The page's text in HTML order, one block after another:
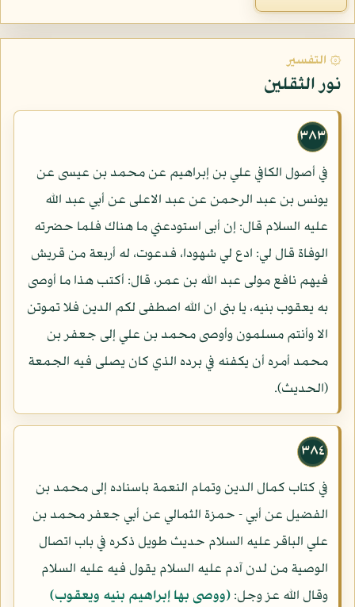
۞ التفسير
نور الثقلين
٣٨٣
في أصول الكافي علي بن إبراهيم عن محمد بن عيسى عن
يونس بن عبد الرحمن عن عبد الاعلى عن أبي عبد الله
عليه السلام قال: إن أبى استودعني ما هناك فلما حضرته
الوفاة قال لي: ادع لي شهودا، فدعوت، له أربعة من قريش
فيهم نافع مولى عبد الله بن عمر، قال: أكتب هذا ما أوصى
به يعقوب بنيه، يا بنى ان الله اصطفى لكم الدين فلا تموتن
الا وأنتم مسلمون وأوصى محمد بن علي إلى جعفر بن
محمد أمره أن يكفنه في برده الذي كان يصلى فيه الجمعة
(الحديث).
٣٨٤
في كتاب كمال الدين وتمام النعمة باسناده إلى محمد بن
الفضيل عن أبي - حمزة الثمالي عن أبي جعفر محمد بن
علي الباقر عليه السلام حديث طويل ذكره في باب اتصال
الوصية من لدن آدم عليه السلام يقول فيه عليه السلام
وقال الله عز وجل: (ووصى بها إبراهيم بنيه ويعقوب)